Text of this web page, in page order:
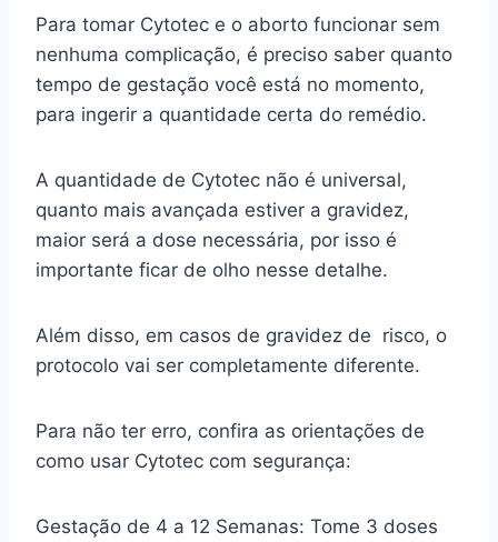
Para tomar Cytotec e o aborto funcionar sem
nenhuma complicação, é preciso saber quanto
tempo de gestação você está no momento,
para ingerir a quantidade certa do remédio.
A quantidade de Cytotec não é universal,
quanto mais avançada estiver a gravidez,
maior será a dose necessária, por isso é
importante ficar de olho nesse detalhe.
Além disso, em casos de gravidez de risco, o
protocolo vai ser completamente diferente.
Para não ter erro, confira as orientações de
como usar Cytotec com segurança:
Gestação de 4 a 12 Semanas: Tome 3 doses